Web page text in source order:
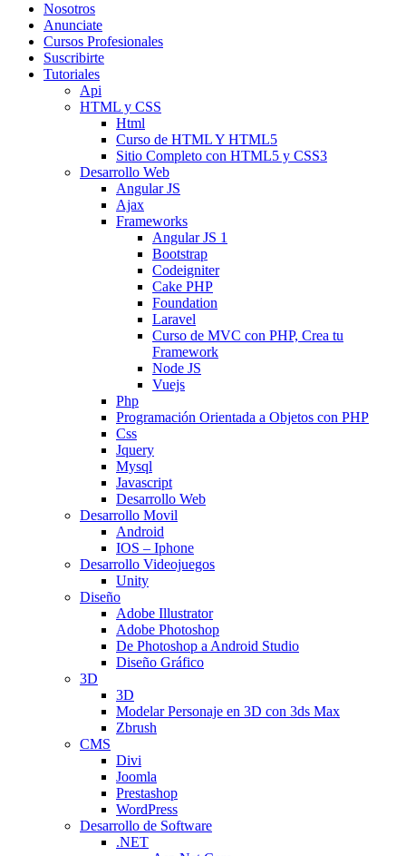
Nosotros
Anunciate
Cursos Profesionales
Suscribirte
Tutoriales
Api
HTML y CSS
Html
Curso de HTML Y HTML5
Sitio Completo con HTML5 y CSS3
Desarrollo Web
Angular JS
Ajax
Frameworks
Angular JS 1
Bootstrap
Codeigniter
Cake PHP
Foundation
Laravel
Curso de MVC con PHP, Crea tu
Framework
Node JS
Vuejs
Php
Programación Orientada a Objetos con PHP
Css
Jquery
Mysql
Javascript
Desarrollo Web
Desarrollo Movil
Android
IOS – Iphone
Desarrollo Videojuegos
Unity
Diseño
Adobe Illustrator
Adobe Photoshop
De Photoshop a Android Studio
Diseño Gráfico
3D
3D
Modelar Personaje en 3D con 3ds Max
Zbrush
CMS
Divi
Joomla
Prestashop
WordPress
Desarrollo de Software
.NET